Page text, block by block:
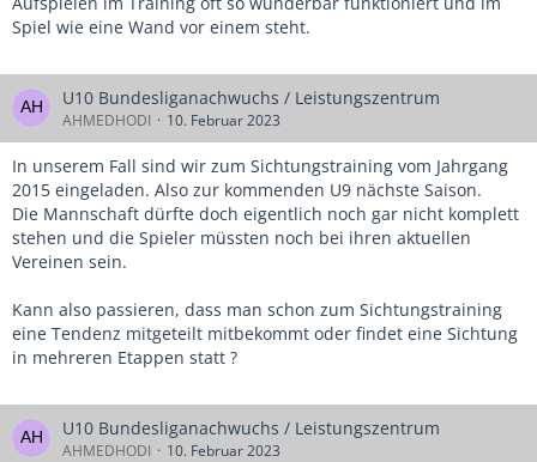
Spiel wie eine Wand vor einem steht.
U10 Bundesliganachwuchs / Leistungszentrum
AHMEDHODI 10. Februar 2023
In unserem Fall sind wir zum Sichtungstraining vom Jahrgang
2015 eingeladen. Also zur kommenden U9 nächste Saison.
Die Mannschaft dürfte doch eigentlich noch gar nicht komplett
stehen und die Spieler müssten noch bei ihren aktuellen
Vereinen sein.
Kann also passieren, dass man schon zum Sichtungstraining
eine Tendenz mitgeteilt mitbekommt oder findet eine Sichtung
in mehreren Etappen statt ?
U10 Bundesliganachwuchs / Leistungszentrum
AHMEDHODI 10. Februar 2023